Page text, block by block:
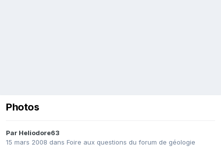
Photos
Par Heliodore63
15 mars 2008 dans Foire aux questions du forum de géologie